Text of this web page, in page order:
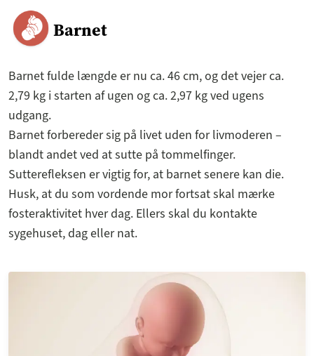
Barnet
Barnet fulde længde er nu ca. 46 cm, og det vejer ca.
2,79 kg i starten af ugen og ca. 2,97 kg ved ugens
udgang.
Barnet forbereder sig på livet uden for livmoderen –
blandt andet ved at sutte på tommelfinger.
Sutterefleksen er vigtig for, at barnet senere kan die.
Husk, at du som vordende mor fortsat skal mærke
fosteraktivitet hver dag. Ellers skal du kontakte
sygehuset, dag eller nat.